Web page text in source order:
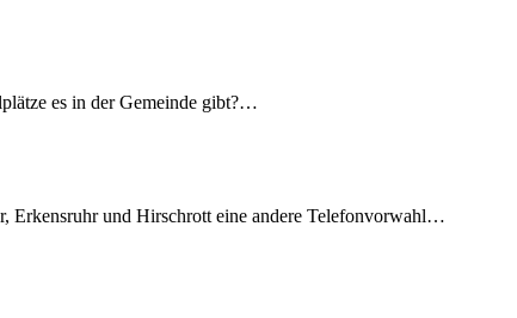
es in der Gemeinde gibt?…
Erkensruhr und Hirschrott eine andere Telefonvorwahl…